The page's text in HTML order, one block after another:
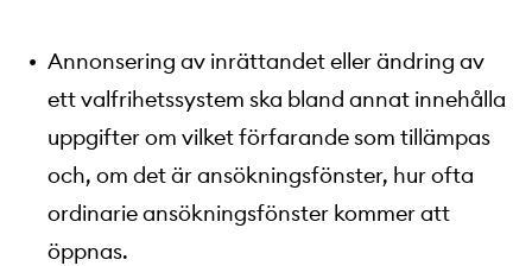
Annonsering av inrättandet eller ändring av
ett valfrihetssystem ska bland annat innehålla
uppgifter om vilket förfarande som tillämpas
och, om det är ansökningsfönster, hur ofta
ordinarie ansökningsfönster kommer att
öppnas.